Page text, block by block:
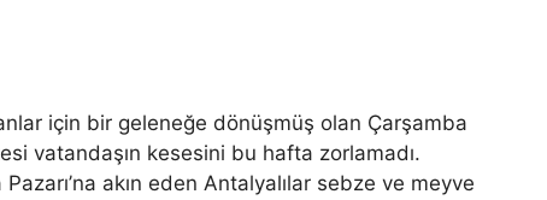
için bir geleneğe dönüşmüş olan Çarşamba
vatandaşın kesesini bu hafta zorlamadı.
akın eden Antalyalılar sebze ve meyve